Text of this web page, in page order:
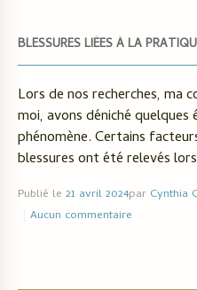
BLESSURES LIÉES À LA
Lors de nos recherches, ma
moi, avons déniché quelques
phénomène. Certains
blessures ont été relevés
Publié le 21 avril 2024par Cynthia
Aucun commentaire